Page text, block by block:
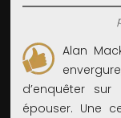
Alan
d’enquêter
épouser. Une